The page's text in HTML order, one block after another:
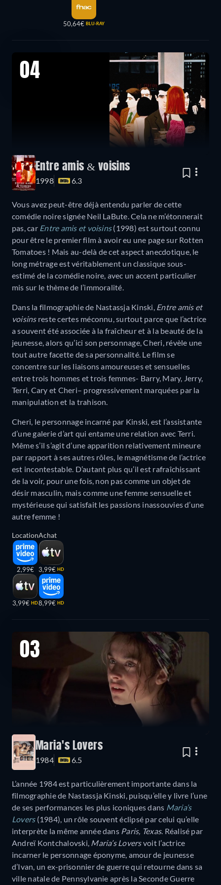
50,64€ BLU-RAY
04
Entre amis & voisins
1998 6.3
Vous avez peut-être déjà entendu parler de cette
comédie noire signée Neil LaBute. Cela ne m’étonnerait
pas, car Entre amis et voisins(1998) est surtout connu
pour être le premier film à avoir eu une page sur Rotten
Tomatoes ! Mais au-delà de cet aspect anecdotique, le
long métrage est véritablement un classique sous-
estimé de la comédie noire, avec un accent particulier
mis sur le thème de l’immoralité.
Dans la filmographie de Nastassja Kinski, Entre amis et
voisinsreste certes méconnu, surtout parce que l’actrice
a souvent été associée à la fraîcheur et à la beauté de la
jeunesse, alors qu’ici son personnage, Cheri, révèle une
tout autre facette de sa personnalité. Le film se
concentre sur les liaisons amoureuses et sensuelles
entre trois hommes et trois femmes- Barry, Mary, Jerry,
Terri, Cary et Cheri– progressivement marquées par la
manipulation et la trahison.
Cheri, le personnage incarné par Kinski, est l’assistante
d’une galerie d’art qui entame une relation avec Terri.
Même s’il s’agit d’une apparition relativement mineure
par rapport à ses autres rôles, le magnétisme de l’actrice
est incontestable. D’autant plus qu’il est rafraîchissant
de la voir, pour une fois, non pas comme un objet de
désir masculin, mais comme une femme sensuelle et
mystérieuse qui satisfait les passions inassouvies d’une
autre femme !
Location
2,99€
3,99€ HD
Achat
3,99€ HD
8,99€ HD
03
Maria's Lovers
1984 6.5
L’année 1984 est particulièrement importante dans la
filmographie de Nastassja Kinski, puisqu’elle y livre l’une
de ses performances les plus iconiques dans Maria’s
Lovers(1984), un rôle souvent éclipsé par celui qu’elle
interprète la même année dans Paris, Texas. Réalisé par
Andreï Kontchalovski, Maria’s Loversvoit l’actrice
incarner le personnage éponyme, amour de jeunesse
d’Ivan, un ex-prisonnier de guerre qui retourne dans sa
ville natale de Pennsylvanie après la Seconde Guerre